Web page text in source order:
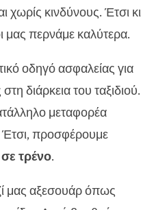
χωρίς κινδύνους. Έτσι κι
μας περνάμε καλύτερα.
οδηγό ασφαλείας για
διάρκεια του ταξιδιού.
μεταφορέα
Έτσι, προσφέρουμε
τρένο.
μας αξεσουάρ όπως